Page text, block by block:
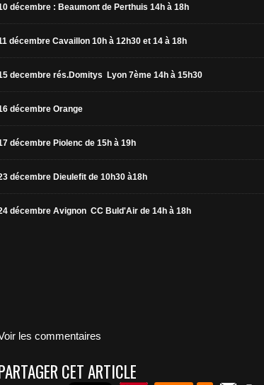
décembre : Beaumont de Perthuis 14h à 18h
décembre Cavaillon 10h à 12h30 et 14 à 18h
decembre rés.Domitys Lyon 7ème 14h à 15h30
décembre Orange
décembre Piolenc de 15h à 19h
décembre Dieulefit de 10h30 à18h
décembre Avignon CC Buld'Air de 14h à 18h
les commentaires
CET ARTICLE